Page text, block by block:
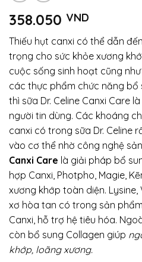
358.050 VND
Thiếu hụt canxi có thể dẫn
trọng cho sức khỏe xương
cuộc sống sinh hoạt cũng
các thực phẩm chức năng
thì sữa Dr. Celine Canxi Care
người tin dùng. Các khoáng
canxi có trong sữa Dr. Celine
vào cơ thể nhờ công nghệ
Canxi Care là giải pháp bổ
hợp Canxi, Photpho, Magie,
xương khớp toàn diện. Lysine,
xơ hòa tan có trong sản
Canxi, hỗ trợ hệ tiêu hóa.
còn bổ sung Collagen giúp
khớp, loãng xương.